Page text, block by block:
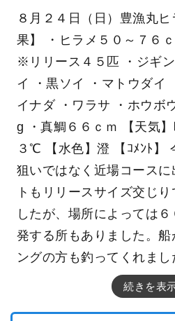
８月２４日（日）豊漁丸
果】 ・ヒラメ５０～７６
※リリース４５匹 ・ジギ
イ ・黒ソイ ・マトウダイ
イナダ ・ワラサ ・ホウボ
g ・真鯛６６ｃｍ 【天気】
３℃ 【水色】澄 【ｺﾒﾝﾄ】
狙いではなく近場コース
トもリリースサイズ交じ
したが、場所によっては
発する所もありました。
ングの方も釣ってくれまし
続きを表